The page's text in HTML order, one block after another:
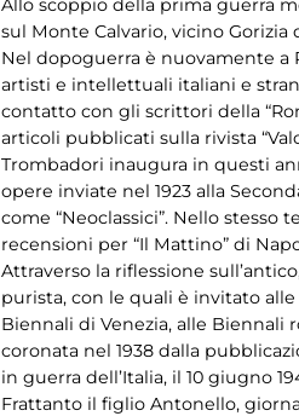
Allo scoppio della prima guerra
sul Monte Calvario, vicino Gorizia
Nel dopoguerra è nuovamente a
artisti e intellettuali italiani e
contatto con gli scrittori della
articoli pubblicati sulla rivista
Trombadori inaugura in questi
opere inviate nel 1923 alla
come “Neoclassici”. Nello
recensioni per “Il Mattino” di
Attraverso la riflessione
purista, con le quali è invitato alle
Biennali di Venezia, alle Biennali
coronata nel 1938 dalla
in guerra dell’Italia, il 10 giugno
Frattanto il figlio Antonello,